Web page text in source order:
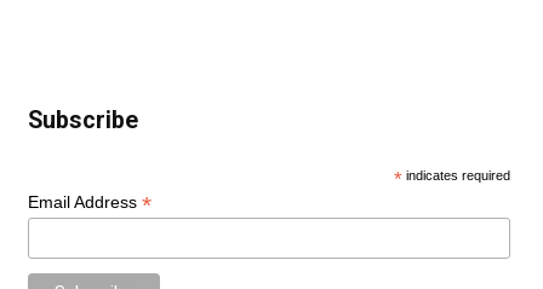
Subscribe
* indicates required
Email Address *